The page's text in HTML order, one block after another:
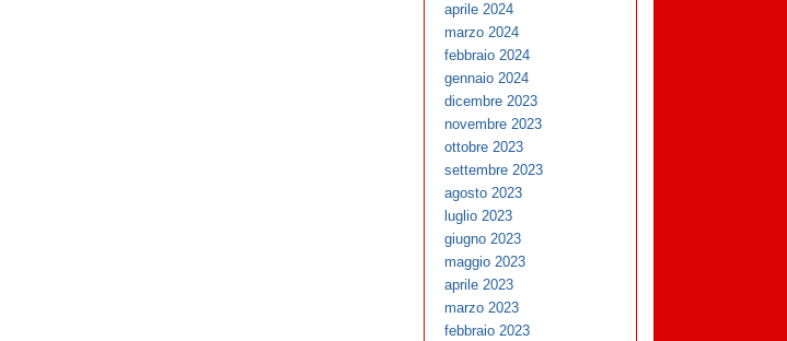
aprile 2024
marzo 2024
febbraio 2024
gennaio 2024
dicembre 2023
novembre 2023
ottobre 2023
settembre 2023
agosto 2023
luglio 2023
giugno 2023
maggio 2023
aprile 2023
marzo 2023
febbraio 2023